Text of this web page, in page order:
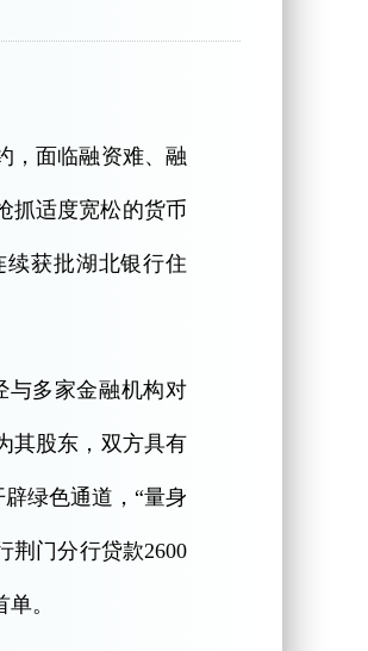
，面临融资难、融
抓适度宽松的货币
续获批湖北银行住
与多家金融机构对
其股东，双方具有
绿色通道，“量身
荆门分行贷款2600
单。